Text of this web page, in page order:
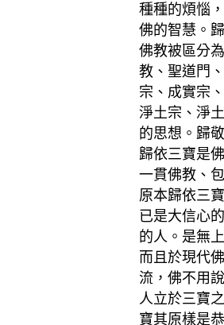
種種的煩惱
佛的智慧。
佛教被區分
教、聖道門
宗、成實宗
淨土宗、淨
的思想。歸
歸依三寶是
一貫佛教、
原本歸依三
已是大信心
的人。是無
而且於現代
流，佛不用
人立於三寶
寶其原樣是